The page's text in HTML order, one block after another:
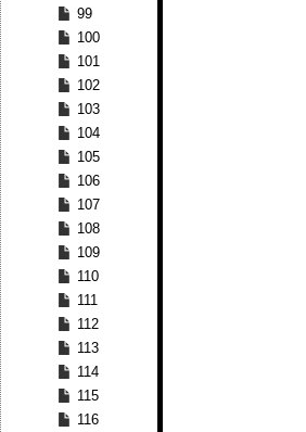
99
100
101
102
103
104
105
106
107
108
109
110
111
112
113
114
115
116